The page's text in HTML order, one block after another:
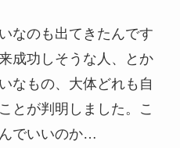
なのも出てきたんです
成功しそうな人、とか
なもの、大体どれも自
とが判明しました。こ
でいいのか…